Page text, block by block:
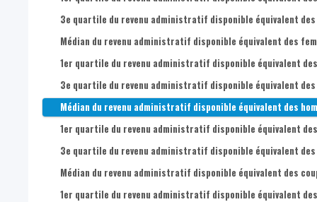
3e quartile du revenu administratif disponible équivalent
Médian du revenu administratif disponible équivalent des
1er quartile du revenu administratif disponible équivalent
3e quartile du revenu administratif disponible équivalent des
Médian du revenu administratif disponible équivalent des
1er quartile du revenu administratif disponible équivalent
3e quartile du revenu administratif disponible équivalent des
Médian du revenu administratif disponible équivalent des
1er quartile du revenu administratif disponible équivalent